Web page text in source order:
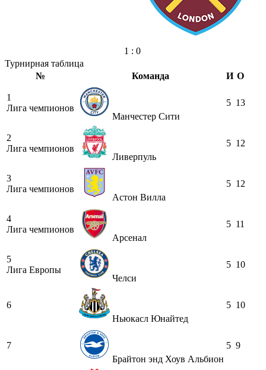
1 : 0
Турнирная таблица
№
Команда И О
1
Лига чемпионов
Манчестер Сити
5 13
2
Лига чемпионов
Ливерпуль
5 12
3
Лига чемпионов
Астон Вилла
5 12
4
Лига чемпионов
Арсенал
5 11
5
Лига Европы
Челси
5 10
6
Ньюкасл Юнайтед
5 10
7
Брайтон энд Хоув Альбион
5 9